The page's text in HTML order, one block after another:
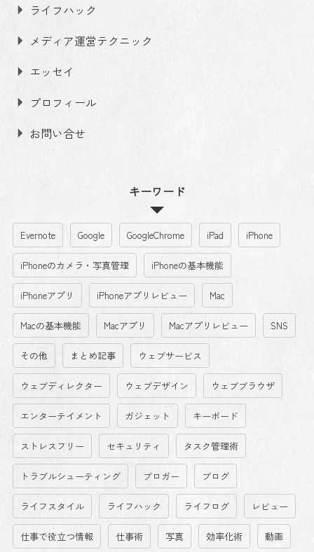
ライフハック
メディア運営テクニック
エッセイ
プロフィール
お問い合せ
キーワード
Evernote Google GoogleChrome iPad iPhone
iPhoneのカメラ・写真管理 iPhoneの基本機能
iPhoneアプリ iPhoneアプリレビュー Mac
Macの基本機能 Macアプリ Macアプリレビュー SNS
その他 まとめ記事 ウェブサービス
ウェブディレクター ウェブデザイン ウェブブラウザ
エンターテイメント ガジェット キーボード
ストレスフリー セキュリティ タスク管理術
トラブルシューティング ブロガー ブログ
ライフスタイル ライフハック ライフログ レビュー
仕事で役立つ情報 仕事術 写真 効率化術 動画